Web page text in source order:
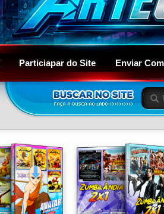
Particiapar do Site Enviar